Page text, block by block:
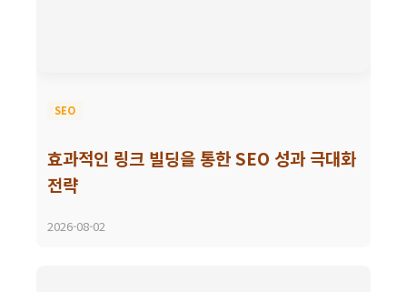
SEO
효과적인 링크 빌딩을 통한 SEO 성과 극대화
전략
2026-08-02